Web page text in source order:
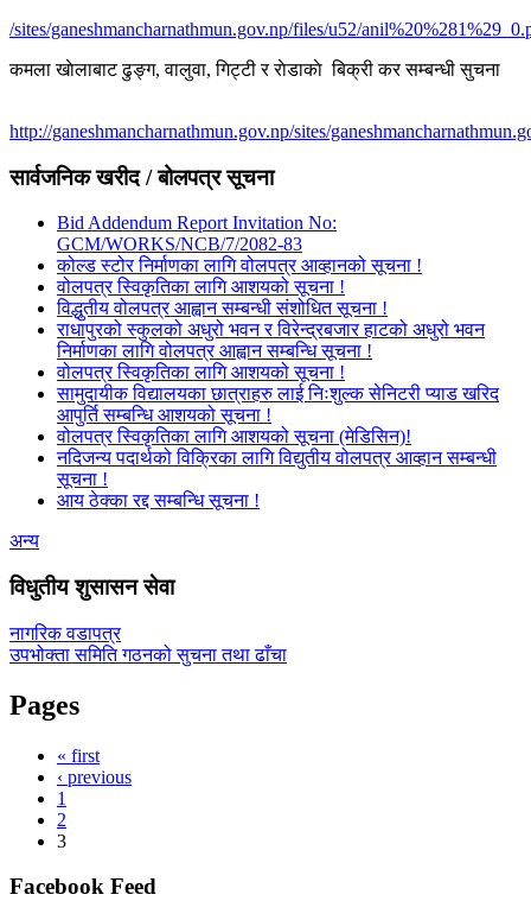
/sites/ganeshmancharnathmun.gov.np/files/u52/
कमला खाेलाबाट ढु‌ङ्ग, वालुवा, गिट्टी र राेडाकाे बिक्री कर सम्बन्धी सुचना
http://ganeshmancharnathmun.gov.np/sites/
सार्वजनिक खरीद / बोलपत्र सूचना
Bid Addendum Report Invitation No:
GCM/WORKS/NCB/7/2082-83
कोल्ड स्टोर निर्माणका लागि वोलपत्र आव्हानको सूचना !
वोलपत्र स्विकृतिका लागि आशयको सूचना !
विद्धुतीय वोलपत्र आह्वान सम्बन्धी संशोधित सूचना !
राधापुरको स्कुलको अधुरो भवन र विरेन्द्रबजार हाटको अधुरो भवन
निर्माणका लागि वोलपत्र आह्वान सम्बन्धि सूचना !
वोलपत्र स्विकृतिका लागि आशयको सूचना !
सामुदायीक विद्यालयका छात्राहरु लाई निःशुल्क सेनिटरी प्याड खरिद
आपुर्ति सम्बन्धि आशयको सूचना !
वोलपत्र स्विकृतिका लागि आशयको सूचना (मेडिसिन)!
नदिजन्य पदार्थको विक्रिका लागि विद्युतीय वोलपत्र आव्हान सम्बन्धी
सूचना !
आय ठेक्का रद्द सम्बन्धि सूचना !
अन्य
विधुतीय शुसासन सेवा
नागरिक वडापत्र
उपभोक्ता समिति गठनको सुचना तथा ढाँचा
Pages
« first
‹ previous
1
2
3
Facebook Feed